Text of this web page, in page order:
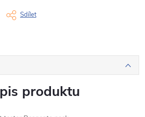
Sdílet
produktu